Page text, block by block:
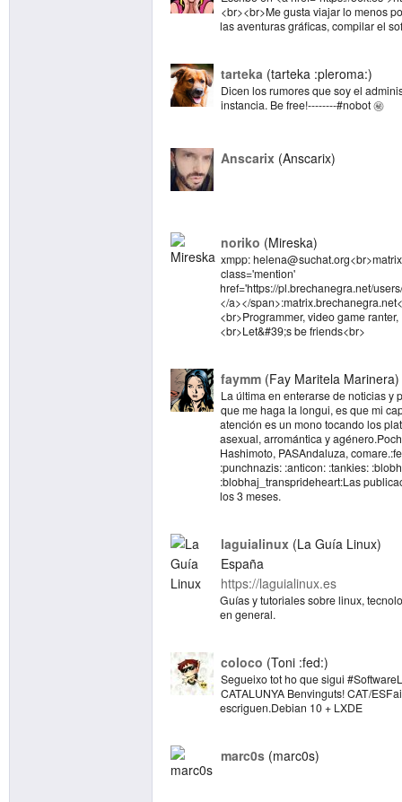
<br><br>Me gusta viajar lo menos
las aventuras gráficas, compilar el
tarteka tarteka :pleroma:
Dicen los rumores que soy el
instancia. Be free!--------#nobot ㊙️
Anscarix Anscarix
noriko Mireska
xmpp:
class='mention'
href='https://pl.brechanegra.net/
</a></
<br>Programmer, video game
<br>Let&#39;s be friends<br>
faymm Fay Maritela Marinera
La última en enterarse de noticias y
que me haga la longui, es que mi
atención es un mono tocando los
asexual, arromántica y
Hashimoto, PASAndaluza,
:punchnazis: :anticon: :tankies:
:blobhaj_transprideheart:Las
los 3 meses.
laguialinux La Guía Linux
España
https://laguialinux.es
Guías y tutoriales sobre linux,
en general.
coloco Toni :fed:
Segueixo tot ho que sigui
CATALUNYA Benvinguts! CAT/
escriguen.Debian 10 + LXDE
marc0s marc0s